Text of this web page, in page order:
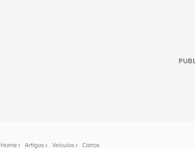
Home Artigos Veículos Carros